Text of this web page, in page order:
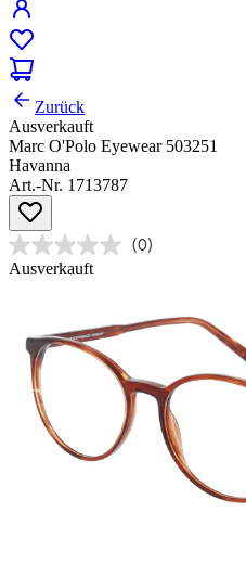
Zurück
Ausverkauft
Marc O'Polo Eyewear 503251
Havanna
Art.-Nr. 1713787
(0)
Ausverkauft